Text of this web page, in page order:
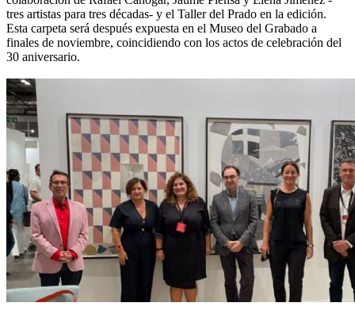
tres artistas para tres décadas- y el Taller del Prado en la edición.
Esta carpeta será después expuesta en el Museo del Grabado a
finales de noviembre, coincidiendo con los actos de celebración del
30 aniversario.